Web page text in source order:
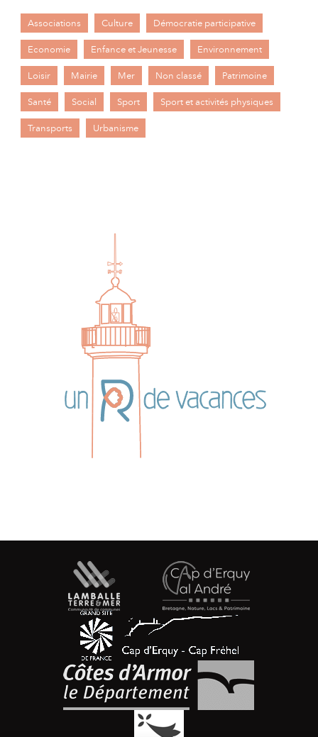
Associations Culture Démocratie participative
Economie Enfance et Jeunesse Environnement
Loisir Mairie Mer Non classé Patrimoine
Santé Social Sport Sport et activités physiques
Transports Urbanisme